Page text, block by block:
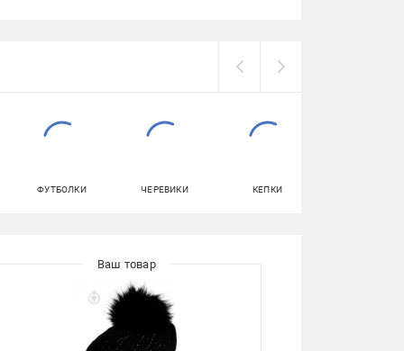
ФУТБОЛКИ ЧЕРЕВИКИ КЕПКИ